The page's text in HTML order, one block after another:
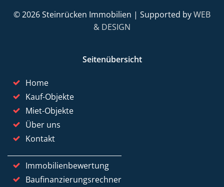
© 2026 Steinrücken Immobilien | Supported byWEB
& DESIGN
Seitenübersicht
Home
Kauf-Objekte
Miet-Objekte
Über uns
Kontakt
Immobilienbewertung
Baufinanzierungsrechner